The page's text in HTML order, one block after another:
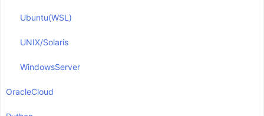
Ubuntu(WSL)
UNIX/Solaris
WindowsServer
OracleCloud